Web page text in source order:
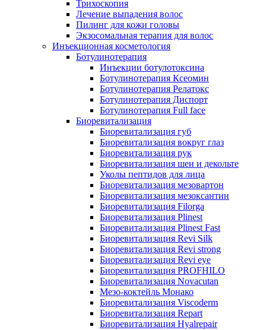
Трихоскопия
Лечение выпадения волос
Пилинг для кожи головы
Экзосомальная терапия для волос
Инъекционная косметология
Ботулинотерапия
Инъекции ботулотоксина
Ботулинотерапия Ксеомин
Ботулинотерапия Релатокс
Ботулинотерапия Диспорт
Ботулинотерапия Full face
Биоревитализация
Биоревитализация губ
Биоревитализация вокруг глаз
Биоревитализация рук
Биоревитализация шеи и декольте
Уколы пептидов для лица
Биоревитализация мезовартон
Биоревитализация мезоксантин
Биоревитализация Filorga
Биоревитализация Plinest
Биоревитализация Plinest Fast
Биоревитализация Revi Silk
Биоревитализация Revi strong
Биоревитализация Revi eye
Биоревитализация PROFHILO
Биоревитализация Novacutan
Мезо-коктейль Монако
Биоревитализация Viscoderm
Биоревитализация Repart
Биоревитализация Hyalrepair